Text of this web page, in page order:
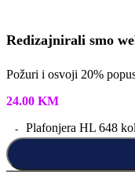
Redizajnirali smo
Požuri i osvoji 20%
24.00 KM
Plafonjera HL 648